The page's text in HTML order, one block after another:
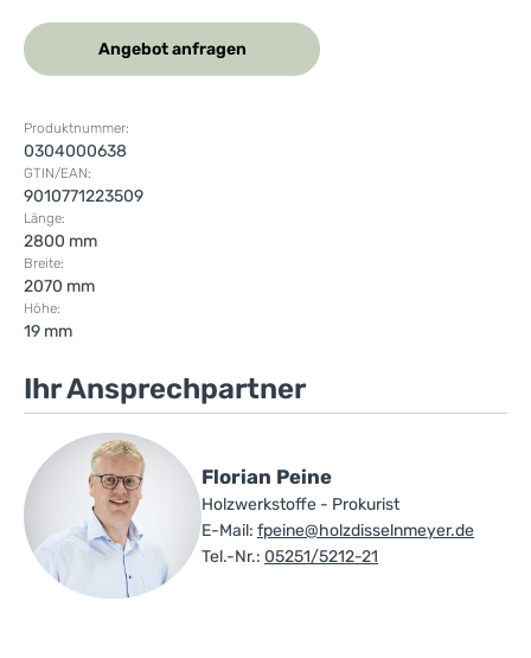
Angebot anfragen
Produktnummer:
0304000638
GTIN/EAN:
9010771223509
Länge:
2800 mm
Breite:
2070 mm
Höhe:
19 mm
Ihr Ansprechpartner
Florian Peine
Holzwerkstoffe - Prokurist
E-Mail: fpeine@holzdisselnmeyer.de
Tel.-Nr.: 05251/5212-21